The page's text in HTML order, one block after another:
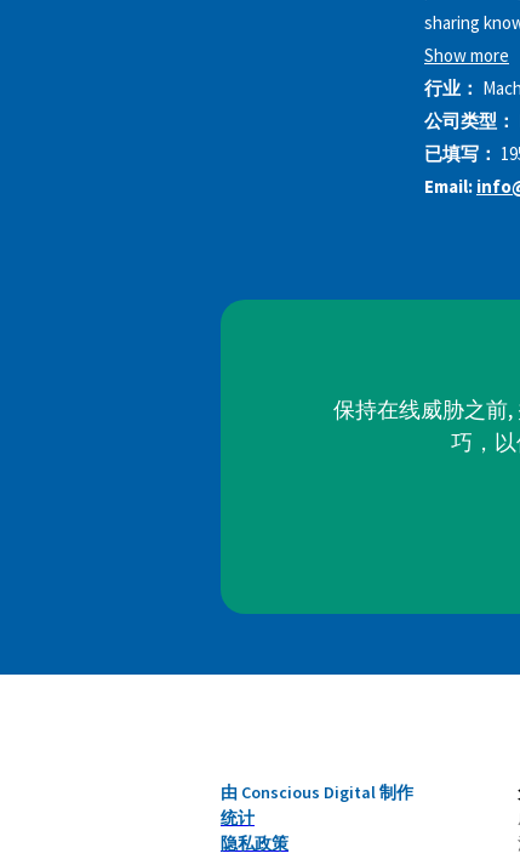
sharing
Show more
行业：
公司类型：
已填写：
Email:
保持在线威胁之前
巧，
由 Conscious Digital 制作
统计
隐私政策